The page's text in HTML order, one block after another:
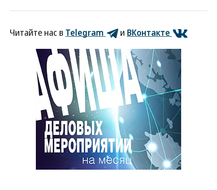
Читайте нас в Telegram и ВКонтакте